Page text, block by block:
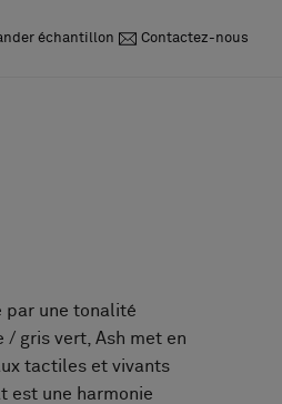
échantillon Contactez-nous
par une tonalité
/ gris vert, Ash met en
tactiles et vivants
est une harmonie